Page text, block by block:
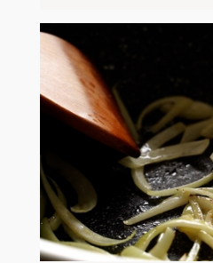
STEP04
待洋蔥上色後，加入
後，加入小磨坊鐵板醬